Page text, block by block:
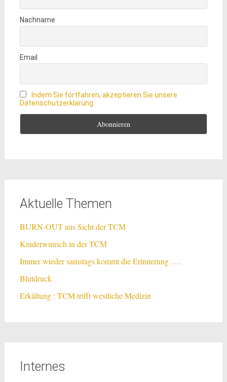
Nachname
Email
Indem Sie fortfahren, akzeptieren Sie unsere
Datenschutzerklärung.
Aktuelle Themen
BURN-OUT aus Sicht der TCM
Kinderwunsch in der TCM
Immer wieder samstags kommt die Erinnerung ….
Blutdruck
Erkältung : TCM trifft westliche Medizin
Internes